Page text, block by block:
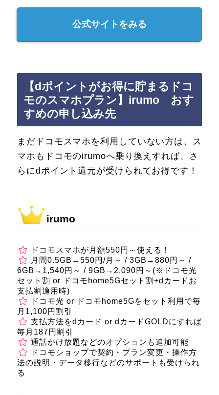
公式サイトをみる
【dポイントがお得に貯まるドコ
モのスマホプラン】irumo おす
すめの申し込み先
まだドコモスマホを利用していない方は、ス
マホもドコモのirumoへ乗り換えすれば、さ
らにdポイント還元が受けられてお得です！
irumo
ドコモスマホが月額550円～使える！
月間0.5GB→550円/月～ / 3GB→880円～ /
6GB→1,540円～ / 9GB→2,090円～(※ドコモ光
セット割 or ドコモhome5Gセット割+dカードお
支払割適用時)
ドコモ光 or ドコモhome5Gをセット利用で毎
月1,100円割引
支払方法をdカード or dカードGOLDにすれば
毎月187円割引
通話かけ放題などのオプションも追加可能
ドコモショップで契約・プラン変更・操作方
法の説明・データ移行などのサポートも受けられ
る